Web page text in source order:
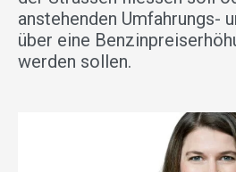
anstehenden Umfahrungs-
über eine
werden sollen.